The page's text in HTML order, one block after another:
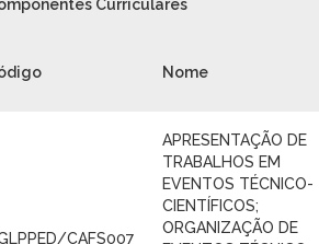
Curriculares
Nome
CAFS007
APRESENTAÇÃO DE
TRABALHOS EM
EVENTOS TÉCNICO-
CIENTÍFICOS;
ORGANIZAÇÃO DE